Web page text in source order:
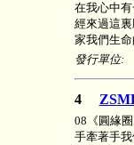
在我心中
經來過這
家我們生
發行單位:
4
08《圓緣圈
手牽著手